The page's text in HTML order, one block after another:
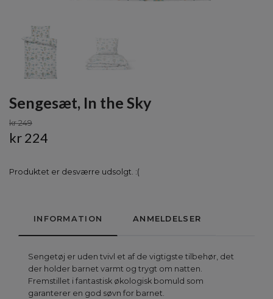
Sengesæt, In the Sky
kr 249
kr 224
Produktet er desværre udsolgt. :(
INFORMATION ANMELDELSER
Sengetøj er uden tvivl et af de vigtigste tilbehør, det
der holder barnet varmt og trygt om natten.
Fremstillet i fantastisk økologisk bomuld som
garanterer en god søvn for barnet.